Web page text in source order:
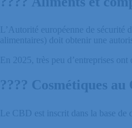
L’Autorité européenne de
alimentaires) doit obtenir une
En 2025, très peu d’entreprises
???? Cosmétiques au
Le CBD est inscrit dans la base de